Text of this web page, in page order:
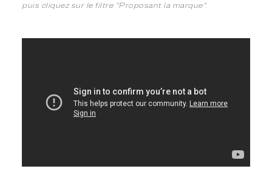
puis cliquez sur le filtre "Proposant la marque".